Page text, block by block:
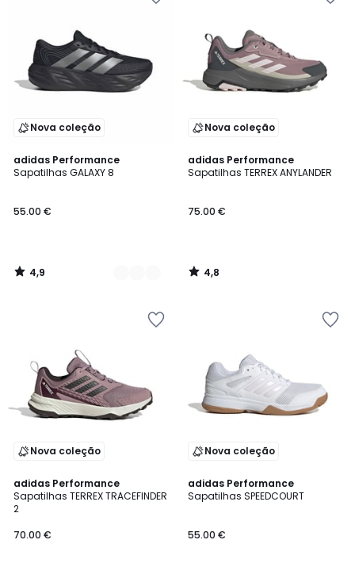
Nova coleção
adidas Performance
Sapatilhas GALAXY 8
55.00 €
4,9
/ 5
2
Cores
4,9
/
Nova coleção
adidas Performance
Sapatilhas TERREX ANYLANDER
75.00 €
4,8
/ 5
4,8
/
Nova coleção
adidas Performance
Sapatilhas TERREX TRACEFINDER
2
70.00 €
4,7
/ 5
Nova coleção
adidas Performance
Sapatilhas SPEEDCOURT
55.00 €
4,6
/ 5